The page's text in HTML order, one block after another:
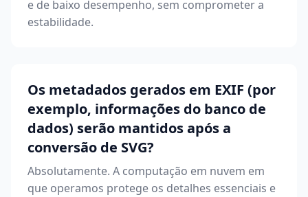
e de baixo desempenho, sem comprometer a
estabilidade.
Os metadados gerados em EXIF (por
exemplo, informações do banco de
dados) serão mantidos após a
conversão de SVG?
Absolutamente. A computação em nuvem em
que operamos protege os detalhes essenciais e